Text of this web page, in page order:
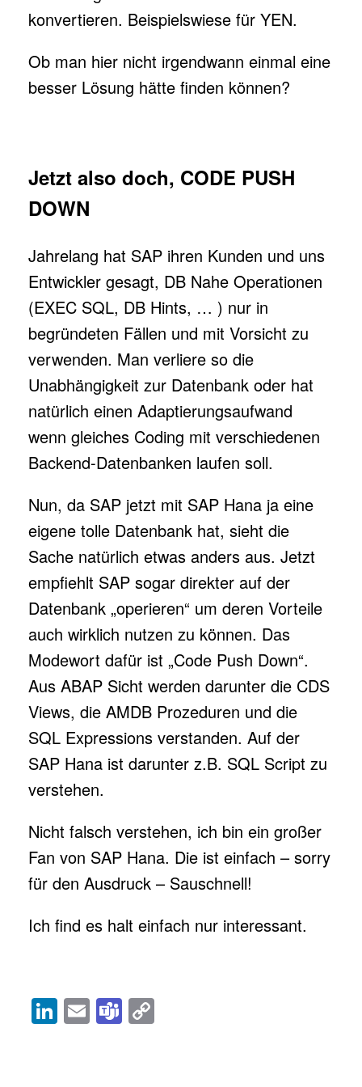
konvertieren. Beispielswiese für YEN.
Ob man hier nicht irgendwann einmal eine
besser Lösung hätte finden können?
Jetzt also doch, CODE PUSH
DOWN
Jahrelang hat SAP ihren Kunden und uns
Entwickler gesagt, DB Nahe Operationen
(EXEC SQL, DB Hints, … ) nur in
begründeten Fällen und mit Vorsicht zu
verwenden. Man verliere so die
Unabhängigkeit zur Datenbank oder hat
natürlich einen Adaptierungsaufwand
wenn gleiches Coding mit verschiedenen
Backend-Datenbanken laufen soll.
Nun, da SAP jetzt mit SAP Hana ja eine
eigene tolle Datenbank hat, sieht die
Sache natürlich etwas anders aus. Jetzt
empfiehlt SAP sogar direkter auf der
Datenbank „operieren“ um deren Vorteile
auch wirklich nutzen zu können. Das
Modewort dafür ist „Code Push Down“.
Aus ABAP Sicht werden darunter die CDS
Views, die AMDB Prozeduren und die
SQL Expressions verstanden. Auf der
SAP Hana ist darunter z.B. SQL Script zu
verstehen.
Nicht falsch verstehen, ich bin ein großer
Fan von SAP Hana. Die ist einfach – sorry
für den Ausdruck – Sauschnell!
Ich find es halt einfach nur interessant.
Li
n
E
m
T
e